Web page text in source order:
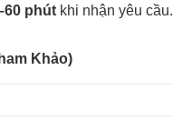
phút khi nhận yêu cầu.
Khảo)